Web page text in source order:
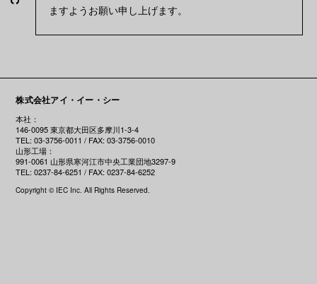
ますようお願い申し上げます。
株式会社アイ・イー・シー
本社：
146-0095 東京都大田区多摩川1-3-4
TEL: 03-3756-0011 / FAX: 03-3756-0010
山形工場：
991-0061 山形県寒河江市中央工業団地3297-9
TEL: 0237-84-6251 / FAX: 0237-84-6252
Copyright © IEC Inc. All Rights Reserved.